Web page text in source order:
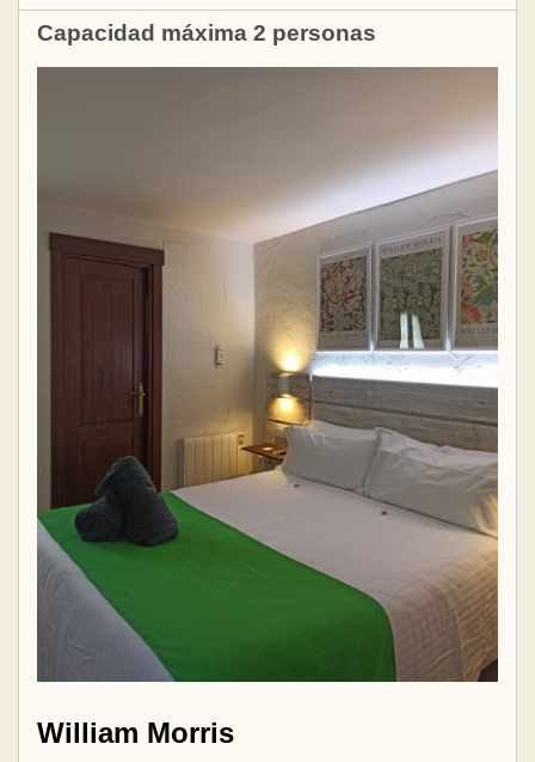
Capacidad máxima 2 personas
William Morris